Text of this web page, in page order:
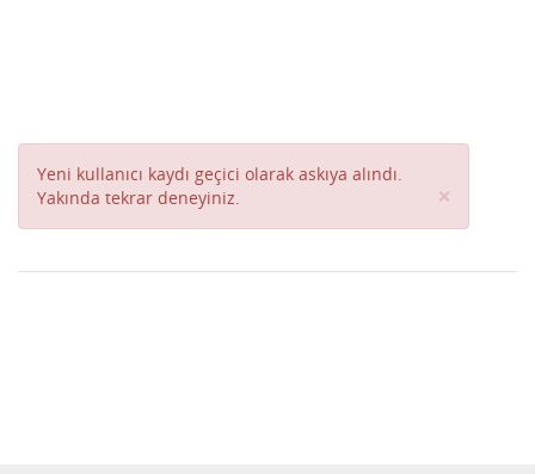
Yeni kullanıcı kaydı geçici olarak askıya alındı.
Yakında tekrar deneyiniz.
×